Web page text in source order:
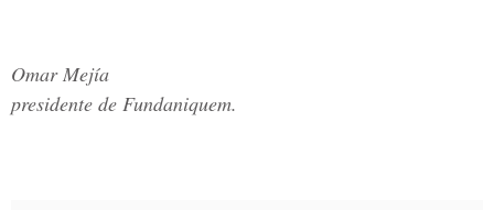
Omar Mejía
presidente de Fundaniquem.